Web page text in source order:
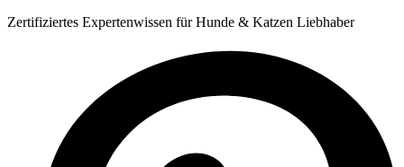
Zum
Zertifiziertes Expertenwissen für Hunde & Katzen Liebhaber